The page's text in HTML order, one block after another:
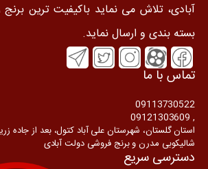
آبادی، تلاش می نماید باکیفیت ترین برنج
بسته بندی و ارسال نماید.
تماس با ما
09113730522
, 09121303609
شالیکوبی مدرن و برنج فروشی دولت آبادی
دسترسی سریع